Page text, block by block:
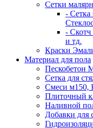
Сетки
- Сетка
-
и тд.
Краски
Материал для пола
Пескобетон
Сетка для
Смеси м150,
Плиточный
Наливной
Добавки для